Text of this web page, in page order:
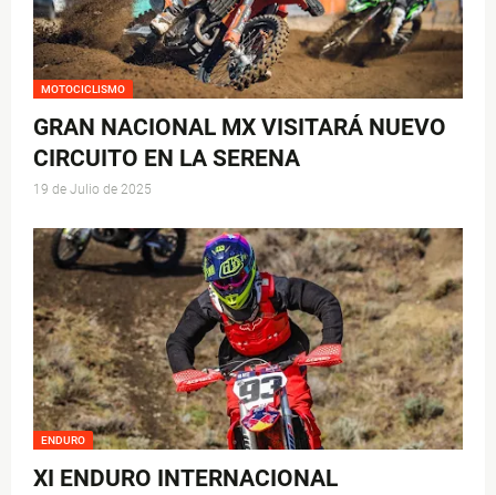
MOTOCICLISMO
GRAN NACIONAL MX VISITARÁ NUEVO
CIRCUITO EN LA SERENA
19 de Julio de 2025
ENDURO
XI ENDURO INTERNACIONAL